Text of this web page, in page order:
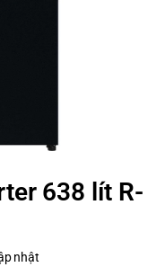
638 lít R-
nhật